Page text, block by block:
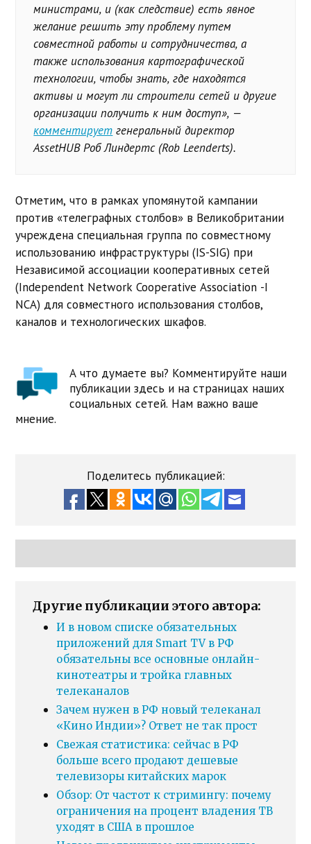
министрами, и (как следствие) есть явное
желание решить эту проблему путем
совместной работы и сотрудничества, а
также использования картографической
технологии, чтобы знать, где находятся
активы и могут ли строители сетей и другие
организации получить к ним доступ», —
комментирует генеральный директор
AssetHUB Роб Линдертс (Rob Leenderts).
Отметим, что в рамках упомянутой кампании
против «телеграфных столбов» в Великобритании
учреждена специальная группа по совместному
использованию инфраструктуры (IS-SIG) при
Независимой ассоциации кооперативных сетей
(Independent Network Cooperative Association -I
NCA) для совместного использования столбов,
каналов и технологических шкафов.
А что думаете вы? Комментируйте наши
публикации здесь и на страницах наших
социальных сетей. Нам важно ваше
мнение.
Поделитесь публикацией:
Другие публикации этого автора:
И в новом списке обязательных
приложений для Smart TV в РФ
обязательны все основные онлайн-
кинотеатры и тройка главных
телеканалов
Зачем нужен в РФ новый телеканал
«Кино Индии»? Ответ не так прост
Свежая статистика: сейчас в РФ
больше всего продают дешевые
телевизоры китайских марок
Обзор: От частот к стримингу: почему
ограничения на процент владения ТВ
уходят в США в прошлое